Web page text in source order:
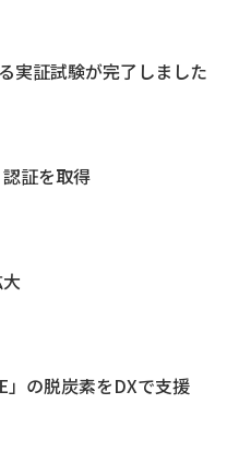
実証試験が完了しました
証を取得
」の脱炭素をDXで支援